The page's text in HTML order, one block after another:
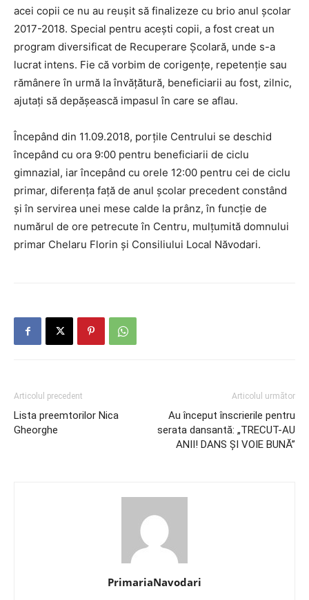
acei copii ce nu au reușit să finalizeze cu brio anul școlar
2017-2018. Special pentru acești copii, a fost creat un
program diversificat de Recuperare Școlară, unde s-a
lucrat intens. Fie că vorbim de corigențe, repetenție sau
rămânere în urmă la învățătură, beneficiarii au fost, zilnic,
ajutați să depășească impasul în care se aflau.
Începând din 11.09.2018, porțile Centrului se deschid
începând cu ora 9:00 pentru beneficiarii de ciclu
gimnazial, iar începând cu orele 12:00 pentru cei de ciclu
primar, diferența față de anul școlar precedent constând
și în servirea unei mese calde la prânz, în funcție de
numărul de ore petrecute în Centru, mulțumită domnului
primar Chelaru Florin și Consiliului Local Năvodari.
Articolul precedent
Lista preemtorilor Nica
Gheorghe
Articolul următor
Au început înscrierile pentru
serata dansantă: „TRECUT-AU
ANII! DANS ȘI VOIE BUNĂ”
PrimariaNavodari